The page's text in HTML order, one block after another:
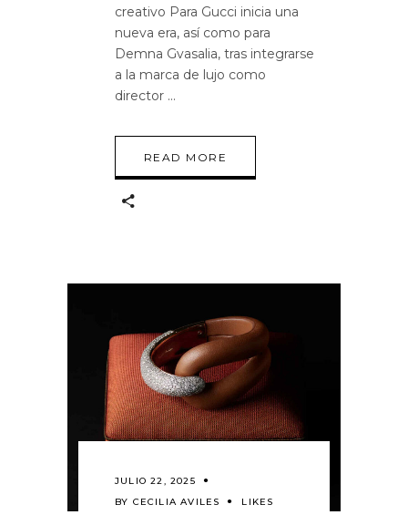
creativo Para Gucci inicia una
nueva era, así como para
Demna Gvasalia, tras integrarse
a la marca de lujo como
director
READ MORE
JULIO 22, 2025
BY CECILIA AVILES LIKES